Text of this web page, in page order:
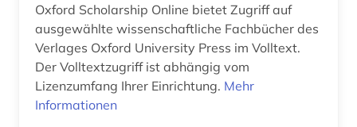
baltikum (2)
bartensleben <familie> (1)
barßel (1)
Russland, Sowjetunion (29)
Saarland (1)
Sachsen (10)
Oxford Scholarship Online bietet Zugriff auf
ausgewählte wissenschaftliche Fachbücher des
Verlages Oxford University Press im Volltext.
Der Volltextzugriff ist abhängig vom
Lizenzumfang Ihrer Einrichtung. Mehr
Informationen